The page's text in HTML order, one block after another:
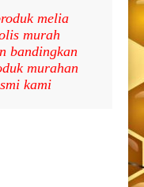
melia
murah
bandingkan
murahan
kami